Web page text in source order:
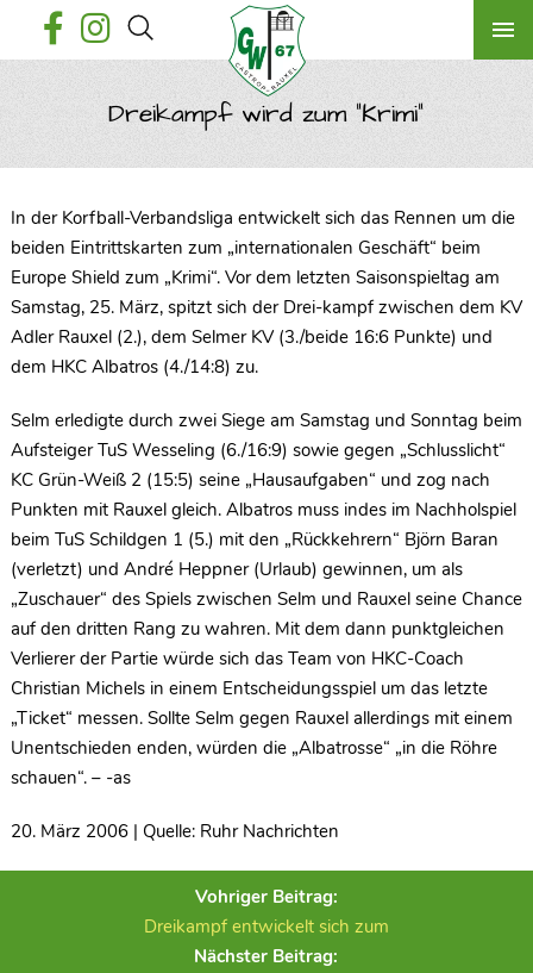
Dreikampf wird zum "Krimi"
In der Korfball-Verbandsliga entwickelt sich das Rennen um die
beiden Eintrittskarten zum „internationalen Geschäft“ beim
Europe Shield zum „Krimi“. Vor dem letzten Saisonspieltag am
Samstag, 25. März, spitzt sich der Drei-kampf zwischen dem KV
Adler Rauxel (2.), dem Selmer KV (3./beide 16:6 Punkte) und
dem HKC Albatros (4./14:8) zu.
Selm erledigte durch zwei Siege am Samstag und Sonntag beim
Aufsteiger TuS Wesseling (6./16:9) sowie gegen „Schlusslicht“
KC Grün-Weiß 2 (15:5) seine „Hausaufgaben“ und zog nach
Punkten mit Rauxel gleich. Albatros muss indes im Nachholspiel
beim TuS Schildgen 1 (5.) mit den „Rückkehrern“ Björn Baran
(verletzt) und André Heppner (Urlaub) gewinnen, um als
„Zuschauer“ des Spiels zwischen Selm und Rauxel seine Chance
auf den dritten Rang zu wahren. Mit dem dann punktgleichen
Verlierer der Partie würde sich das Team von HKC-Coach
Christian Michels in einem Entscheidungsspiel um das letzte
„Ticket“ messen. Sollte Selm gegen Rauxel allerdings mit einem
Unentschieden enden, würden die „Albatrosse“ „in die Röhre
schauen“. – -as
20. März 2006 | Quelle: Ruhr Nachrichten
Vohriger Beitrag:
Dreikampf entwickelt sich zum
Nächster Beitrag: